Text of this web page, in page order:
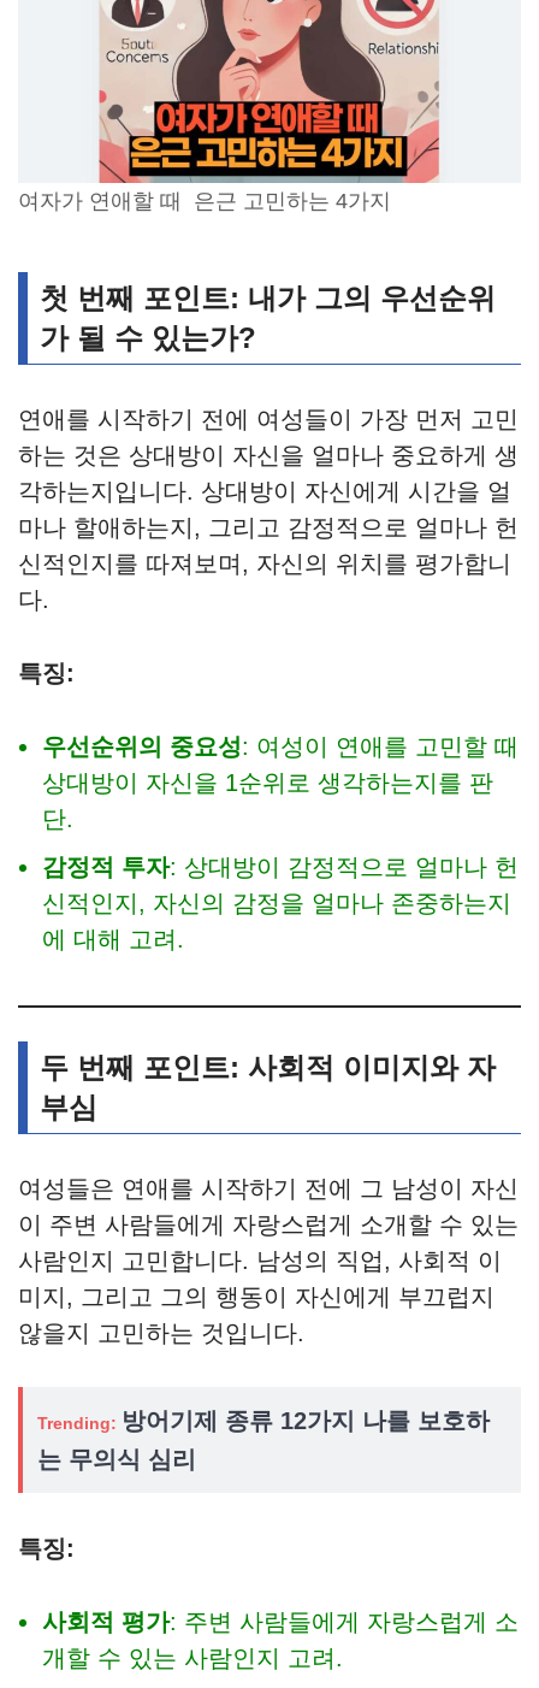
여자가 연애할 때 은근 고민하는 4가지
첫 번째 포인트: 내가 그의 우선순위
가 될 수 있는가?
연애를 시작하기 전에 여성들이 가장 먼저 고민
하는 것은 상대방이 자신을 얼마나 중요하게 생
각하는지입니다. 상대방이 자신에게 시간을 얼
마나 할애하는지, 그리고 감정적으로 얼마나 헌
신적인지를 따져보며, 자신의 위치를 평가합니
다.
특징:
우선순위의 중요성: 여성이 연애를 고민할 때
상대방이 자신을 1순위로 생각하는지를 판
단.
감정적 투자: 상대방이 감정적으로 얼마나 헌
신적인지, 자신의 감정을 얼마나 존중하는지
에 대해 고려.
두 번째 포인트: 사회적 이미지와 자
부심
여성들은 연애를 시작하기 전에 그 남성이 자신
이 주변 사람들에게 자랑스럽게 소개할 수 있는
사람인지 고민합니다. 남성의 직업, 사회적 이
미지, 그리고 그의 행동이 자신에게 부끄럽지
않을지 고민하는 것입니다.
Trending: 방어기제 종류 12가지 나를 보호하
는 무의식 심리
특징:
사회적 평가: 주변 사람들에게 자랑스럽게 소
개할 수 있는 사람인지 고려.